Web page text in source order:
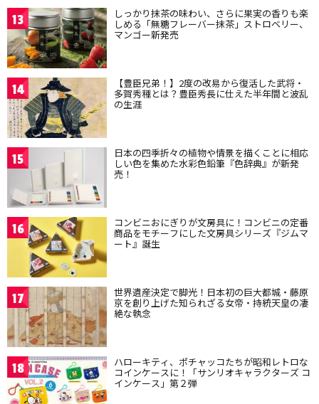
13 しっかり抹茶の味わい、さらに果実の香りも楽
しめる「無糖フレーバー抹茶」ストロベリー、
マンゴー新発売
14 【豊臣兄弟！】2度の改易から復活した武将・
多賀秀種とは？豊臣秀長に仕えた半年間と波乱
の生涯
15 日本の四季折々の植物や情景を描くことに相応
しい色を集めた水彩色鉛筆『色辞典』が新発
売！
16 コンビニおにぎりが文房具に！コンビニの定番
商品をモチーフにした文房具シリーズ『ジムマ
ート』誕生
17 世界遺産決定で脚光！日本初の巨大都城・藤原
京を創り上げた知られざる女帝・持統天皇の凄
絶な執念
18 ハローキティ、ポチャッコたちが昭和レトロな
コインケースに！「サンリオキャラクターズ コ
インケース」第２弾